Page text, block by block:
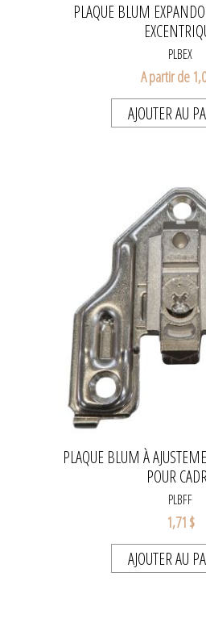
PLAQUE BLUM
PLBEX
A partir de
AJOUTER AU
PLAQUE BLUM À
POUR
PLBFF
1,71 $
AJOUTER AU